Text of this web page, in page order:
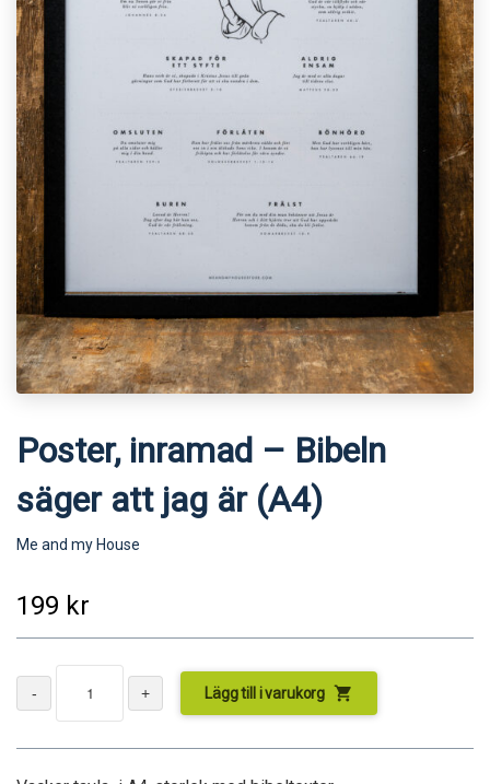
Poster, inramad – Bibeln
säger att jag är (A4)
Me and my House
199 kr
Lägg till i varukorg shopping_cart